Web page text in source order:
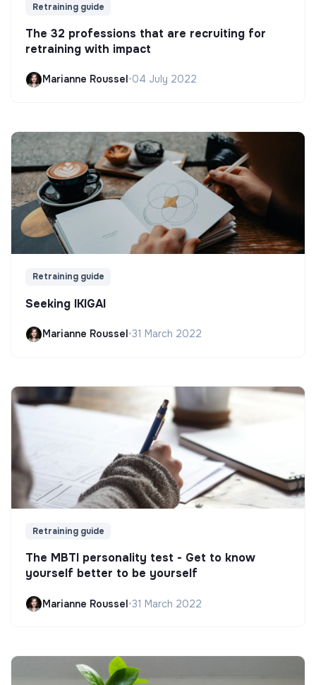
Retraining guide
The 32 professions that are recruiting for
retraining with impact
Marianne Roussel •04 July 2022
Retraining guide
Seeking IKIGAI
Marianne Roussel•31 March 2022
Retraining guide
The MBTI personality test - Get to know
yourself better to be yourself
Marianne Roussel•31 March 2022